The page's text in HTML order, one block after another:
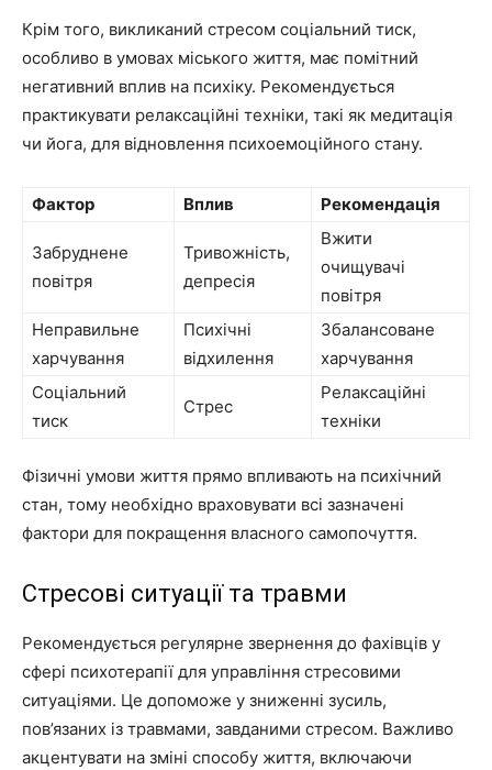
Крім того, викликаний стресом соціальний тиск,
особливо в умовах міського життя, має помітний
негативний вплив на психіку. Рекомендується
практикувати релаксаційні техніки, такі як медитація
чи йога, для відновлення психоемоційного стану.
Фактор Вплив Рекомендація
Забруднене
повітря
Тривожність,
депресія
Вжити
очищувачі
повітря
Неправильне
харчування
Психічні
відхилення
Збалансоване
харчування
Соціальний
тиск
Стрес
Релаксаційні
техніки
Фізичні умови життя прямо впливають на психічний
стан, тому необхідно враховувати всі зазначені
фактори для покращення власного самопочуття.
Стресові ситуації та травми
Рекомендується регулярне звернення до фахівців у
сфері психотерапії для управління стресовими
ситуаціями. Це допоможе у зниженні зусиль,
пов’язаних із травмами, завданими стресом. Важливо
акцентувати на зміні способу життя, включаючи